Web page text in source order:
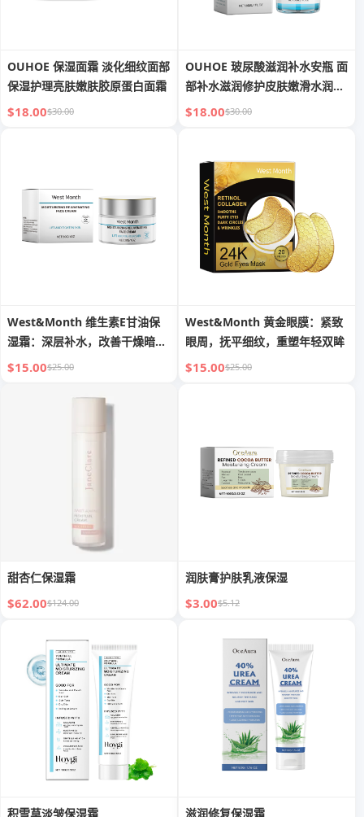
OUHOE 保湿面霜 淡化细纹面部
保湿护理亮肤嫩肤胶原蛋白面霜
$18.00$30.00
OUHOE 玻尿酸滋润补水安瓶 面
部补水滋润修护皮肤嫩滑水润保
湿精华
$18.00$30.00
West&Month 维生素E甘油保
湿霜：深层补水，改善干燥暗
沉，焕发面部光泽
$15.00$25.00
West&Month 黄金眼膜：紧致
眼周，抚平细纹，重塑年轻双眸
$15.00$25.00
甜杏仁保湿霜
$62.00$124.00
润肤膏护肤乳液保湿
$3.00$5.12
积雪草淡皱保湿霜 滋润修复保湿霜